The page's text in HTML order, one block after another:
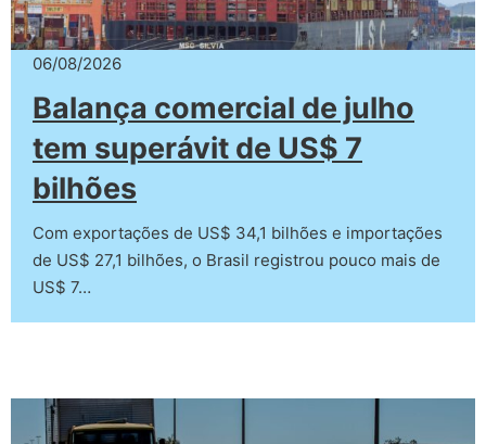
06/08/2026
Balança comercial de julho
tem superávit de US$ 7
bilhões
Com exportações de US$ 34,1 bilhões e importações
de US$ 27,1 bilhões, o Brasil registrou pouco mais de
US$ 7…